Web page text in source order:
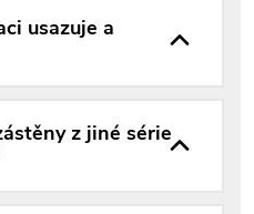
usazuje a
z jiné série